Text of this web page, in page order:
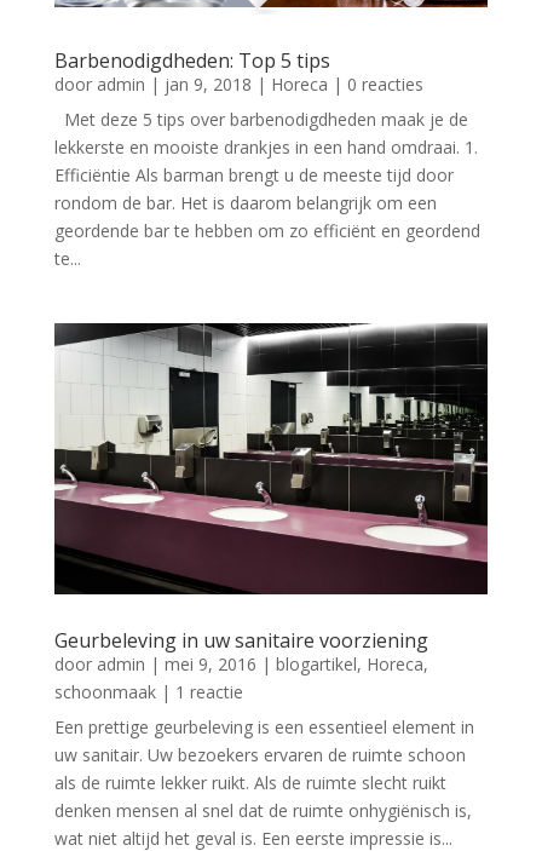
Barbenodigdheden: Top 5 tips
door admin | jan 9, 2018 | Horeca | 0 reacties
Met deze 5 tips over barbenodigdheden maak je de
lekkerste en mooiste drankjes in een hand omdraai. 1.
Efficiëntie Als barman brengt u de meeste tijd door
rondom de bar. Het is daarom belangrijk om een
geordende bar te hebben om zo efficiënt en geordend
te...
Geurbeleving in uw sanitaire voorziening
door admin | mei 9, 2016 | blogartikel, Horeca,
schoonmaak| 1 reactie
Een prettige geurbeleving is een essentieel element in
uw sanitair. Uw bezoekers ervaren de ruimte schoon
als de ruimte lekker ruikt. Als de ruimte slecht ruikt
denken mensen al snel dat de ruimte onhygiënisch is,
wat niet altijd het geval is. Een eerste impressie is...